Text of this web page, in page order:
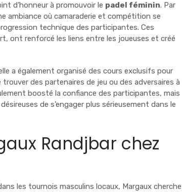
d’honneur à promouvoir le padel féminin. Par
ambiance où camaraderie et compétition se
technique des participantes. Ces
ont renforcé les liens entre les joueuses et créé
a également organisé des cours exclusifs pour
des partenaires de jeu ou des adversaires à
boosté la confiance des participantes, mais
de s’engager plus sérieusement dans le
Randjbar chez
les tournois masculins locaux, Margaux cherche